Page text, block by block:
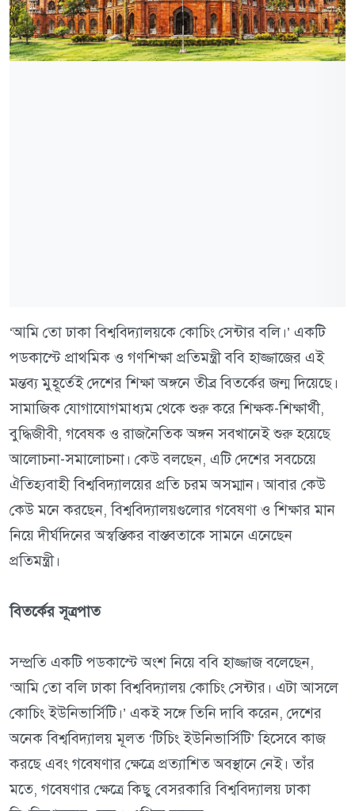
‘আমি তো ঢাকা বিশ্ববিদ্যালয়কে কোচিং সেন্টার বলি।’ একটি
পডকাস্টে প্রাথমিক ও গণশিক্ষা প্রতিমন্ত্রী ববি হাজ্জাজের এই
মন্তব্য মুহূর্তেই দেশের শিক্ষা অঙ্গনে তীব্র বিতর্কের জন্ম দিয়েছে।
সামাজিক যোগাযোগমাধ্যম থেকে শুরু করে শিক্ষক-শিক্ষার্থী,
বুদ্ধিজীবী, গবেষক ও রাজনৈতিক অঙ্গন সবখানেই শুরু হয়েছে
আলোচনা-সমালোচনা। কেউ বলছেন, এটি দেশের সবচেয়ে
ঐতিহ্যবাহী বিশ্ববিদ্যালয়ের প্রতি চরম অসম্মান। আবার কেউ
কেউ মনে করছেন, বিশ্ববিদ্যালয়গুলোর গবেষণা ও শিক্ষার মান
নিয়ে দীর্ঘদিনের অস্বস্তিকর বাস্তবতাকে সামনে এনেছেন
প্রতিমন্ত্রী।
বিতর্কের সূত্রপাত
সম্প্রতি একটি পডকাস্টে অংশ নিয়ে ববি হাজ্জাজ বলেছেন,
‘আমি তো বলি ঢাকা বিশ্ববিদ্যালয় কোচিং সেন্টার। এটা আসলে
কোচিং ইউনিভার্সিটি।’ একই সঙ্গে তিনি দাবি করেন, দেশের
অনেক বিশ্ববিদ্যালয় মূলত ‘টিচিং ইউনিভার্সিটি’ হিসেবে কাজ
করছে এবং গবেষণার ক্ষেত্রে প্রত্যাশিত অবস্থানে নেই। তাঁর
মতে, গবেষণার ক্ষেত্রে কিছু বেসরকারি বিশ্ববিদ্যালয় ঢাকা